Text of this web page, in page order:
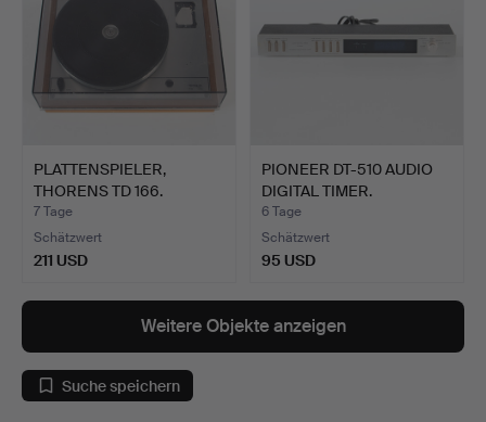
PLATTENSPIELER,
THORENS TD 166.
7 Tage
Schätzwert
211 USD
PIONEER DT-510 AUDIO
DIGITAL TIMER.
6 Tage
Schätzwert
95 USD
Weitere Objekte anzeigen
Suche speichern